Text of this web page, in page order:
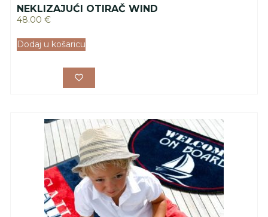
NEKLIZAJUĆI OTIRAČ WIND
48.00 €
Dodaj u košaricu